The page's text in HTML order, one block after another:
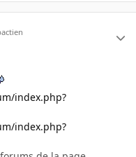
index.php?
index.php?